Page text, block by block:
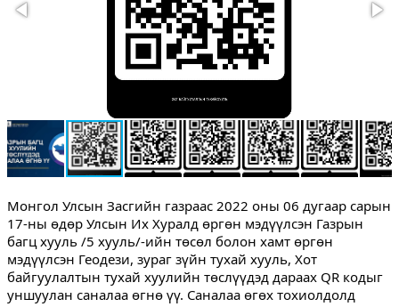
Монгол Улсын Засгийн газраас 2022 оны 06 дугаар сарын
17-ны өдөр Улсын Их Хуралд өргөн мэдүүлсэн Газрын
багц хууль /5 хууль/-ийн төсөл болон хамт өргөн
мэдүүлсэн Геодези, зураг зүйн тухай хууль, Хот
байгуулалтын тухай хуулийн төслүүдэд дараах QR кодыг
уншуулан саналаа өгнө үү. Саналаа өгөх тохиолдолд